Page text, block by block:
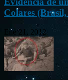
Colares
Ene 21, 2012